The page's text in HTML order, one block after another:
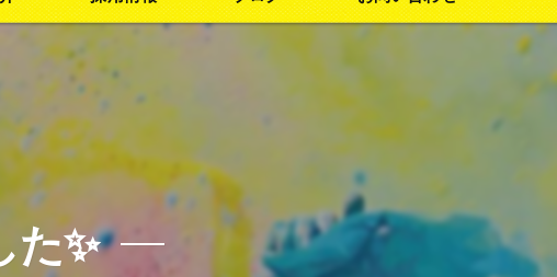
プライバシーポリシー
✨